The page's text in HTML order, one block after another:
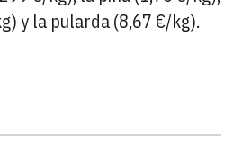
y la pularda (8,67 €/kg).